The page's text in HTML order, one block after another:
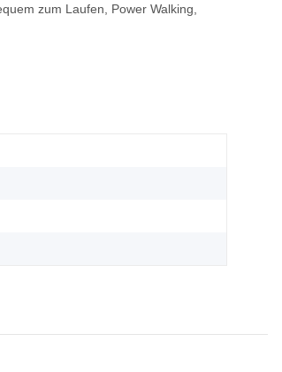
zum Laufen, Power Walking,